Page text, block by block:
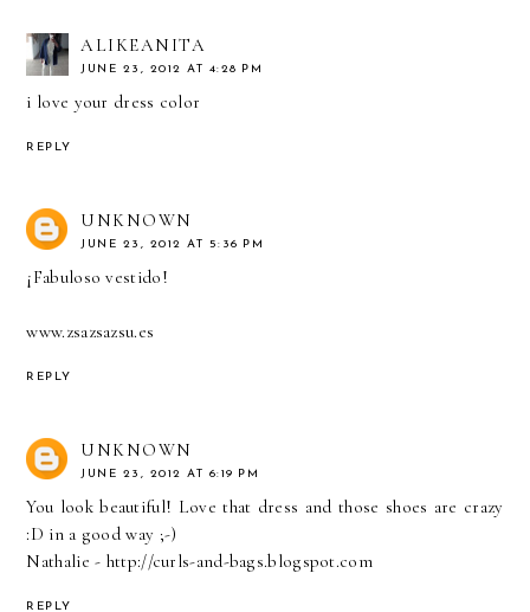
ALIKEANITA
JUNE 23, 2012 AT 4:28 PM
i love your dress color
REPLY
UNKNOWN
JUNE 23, 2012 AT 5:36 PM
¡Fabuloso vestido!
www.zsazsazsu.es
REPLY
UNKNOWN
JUNE 23, 2012 AT 6:19 PM
You look beautiful! Love that dress and those shoes are crazy
:D in a good way ;-)
Nathalie - http://curls-and-bags.blogspot.com
REPLY